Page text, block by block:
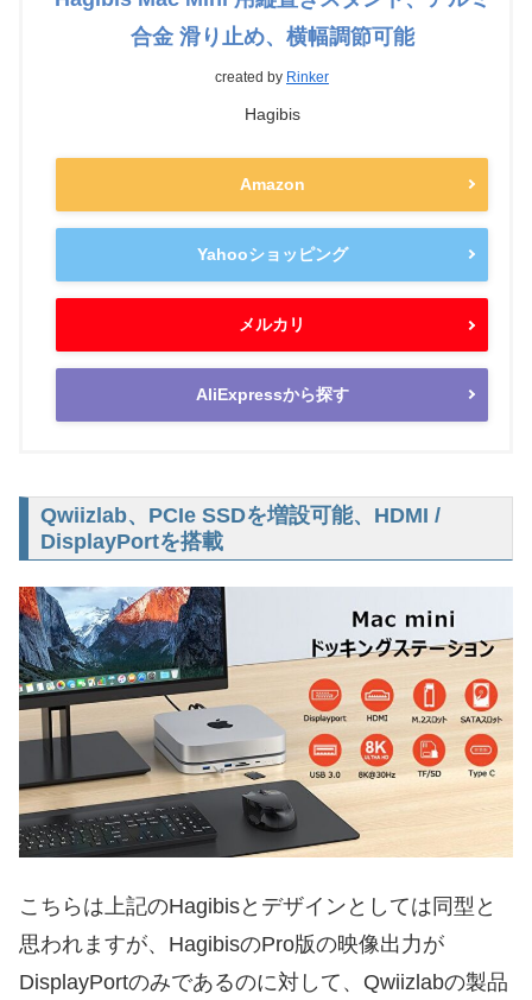
合金 滑り止め、横幅調節可能
created by Rinker
Hagibis
Amazon
Yahooショッピング
メルカリ
AliExpressから探す
Qwiizlab、PCIe SSDを増設可能、HDMI /
DisplayPortを搭載
こちらは上記のHagibisとデザインとしては同型と
思われますが、HagibisのPro版の映像出力が
DisplayPortのみであるのに対して、Qwiizlabの製品